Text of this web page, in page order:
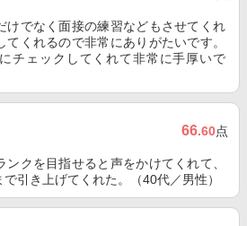
けでなく面接の練習などもさせてくれ
くれるので非常にありがたいです。
チェックしてくれて非常に手厚いで
66.60点
クを目指せると声をかけてくれて、
引き上げてくれた。（40代／男性）